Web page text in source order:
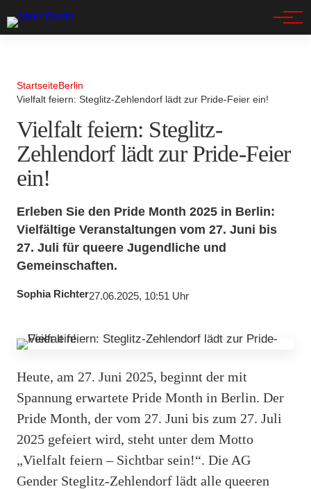
StartseiteBerlin
Vielfalt feiern: Steglitz-Zehlendorf lädt zur Pride-Feier ein!
Vielfalt feiern: Steglitz-
Zehlendorf lädt zur Pride-Feier
ein!
Erleben Sie den Pride Month 2025 in Berlin:
Vielfältige Veranstaltungen vom 27. Juni bis
27. Juli für queere Jugendliche und
Gemeinschaften.
Sophia Richter27.06.2025, 10:51 Uhr
Heute, am 27. Juni 2025, beginnt der mit
Spannung erwartete Pride Month in Berlin. Der
Pride Month, der vom 27. Juni bis zum 27. Juli
2025 gefeiert wird, steht unter dem Motto
„Vielfalt feiern – Sichtbar sein!“. Die AG
Gender Steglitz-Zehlendorf lädt alle queeren